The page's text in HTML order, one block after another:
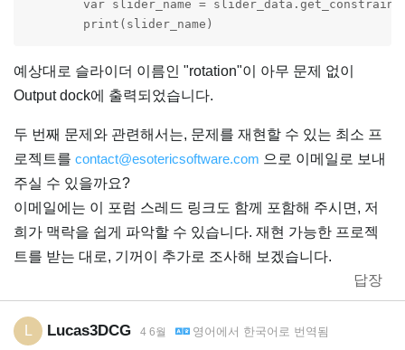
	print(slider_name)
예상대로 슬라이더 이름인 "rotation"이 아무 문제 없이
Output dock에 출력되었습니다.
두 번째 문제와 관련해서는, 문제를 재현할 수 있는 최소 프
로젝트를 contact@esotericsoftware.com 으로 이메일로 보내
주실 수 있을까요?
이메일에는 이 포럼 스레드 링크도 함께 포함해 주시면, 저
희가 맥락을 쉽게 파악할 수 있습니다. 재현 가능한 프로젝
트를 받는 대로, 기꺼이 추가로 조사해 보겠습니다.
답장
Lucas3DCG 4 6월 영어 에서 한국어 로 번역됨